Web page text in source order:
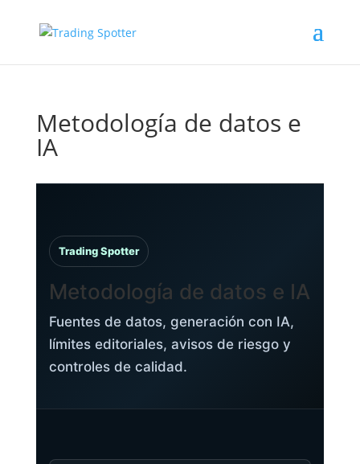
Metodología de datos e
IA
Trading Spotter
Metodología de datos e IA
Fuentes de datos, generación con IA,
límites editoriales, avisos de riesgo y
controles de calidad.